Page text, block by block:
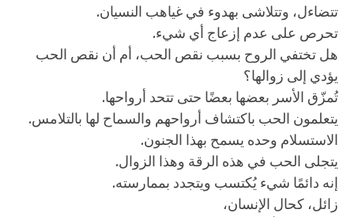
تتضاءل، وتتلاشى بهدوء في غياهب النسيان.
تحرص على عدم إزعاج أي شيء.
هل تختفي الروح بسبب نقص الحب، أم أن نقص الحب
يؤدي إلى زوالها؟
تُمزّق الأسر بعضها بعضًا حتى تتحد أرواحها.
يتعلمون الحب باكتشاف أرواحهم والسماح لها بالتلامس.
الاستسلام وحده يسمح بهذا الجنون.
يتجلى الحب في هذه الرقة وهذا الزوال.
إنه دائمًا شيء يُكتسب ويتجدد بممارسته.
زائل، كحال الإنسان،